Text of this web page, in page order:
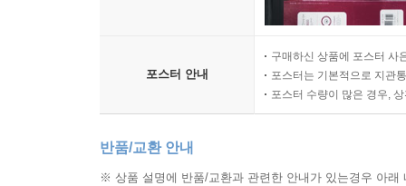
포스터 안내
구매하신 상품에 포스터 사
포스터는 기본적으로 지관
포스터 수량이 많은 경우,
반품/교환 안내
※ 상품 설명에 반품/교환과 관련한 안내가 있는경우 아